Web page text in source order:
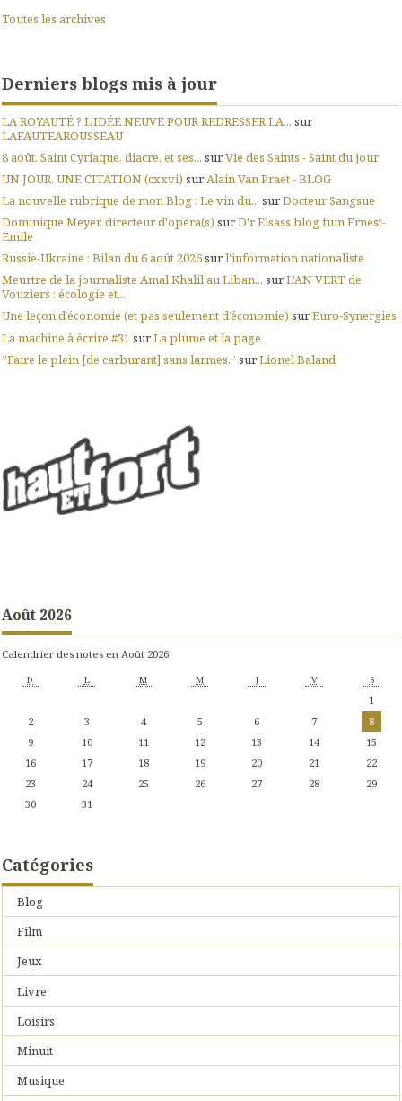
Toutes les archives
Derniers blogs mis à jour
LA ROYAUTÉ ? L'IDÉE NEUVE POUR REDRESSER LA... sur
LAFAUTEAROUSSEAU
8 août. Saint Cyriaque, diacre, et ses... surVie des Saints - Saint du jour
UN JOUR, UNE CITATION (cxxvi) surAlain Van Praet - BLOG
La nouvelle rubrique de mon Blog : Le vin du... surDocteur Sangsue
Dominique Meyer, directeur d'opéra(s) surD'r Elsass blog fum Ernest-
Emile
Russie-Ukraine : Bilan du 6 août 2026surl'information nationaliste
Meurtre de la journaliste Amal Khalil au Liban... surL'AN VERT de
Vouziers : écologie et...
Une leçon d’économie (et pas seulement d’économie) surEuro-Synergies
La machine à écrire #31 surLa plume et la page
”Faire le plein [de carburant] sans larmes.” surLionel Baland
Août 2026
Calendrier des notes en Août 2026
D L M M J V S
1
2
3 4 5 6 7
8
9
10 11 12 13 14
15
16
17 18 19 20 21
22
23
24 25 26 27 28
29
30
31
Catégories
Blog
Film
Jeux
Livre
Loisirs
Minuit
Musique